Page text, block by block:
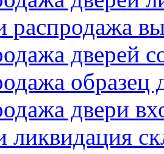
распродажа
дверей
образец
двери
ликвидация